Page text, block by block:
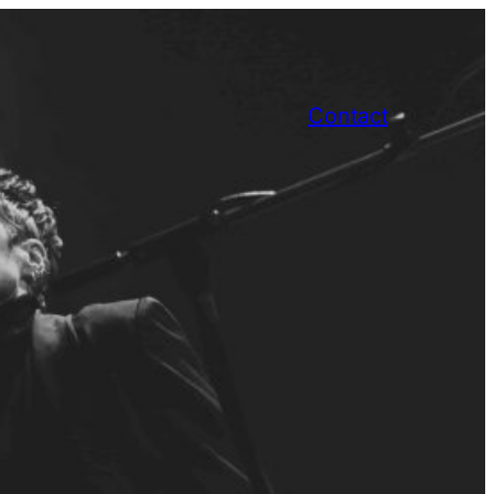
Contact